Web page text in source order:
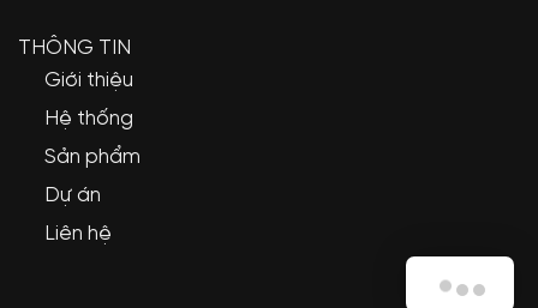
THÔNG TIN
Giới thiệu
Hệ thống
Sản phẩm
Dự án
Liên hệ
Quý khách cần hỗ trợ?